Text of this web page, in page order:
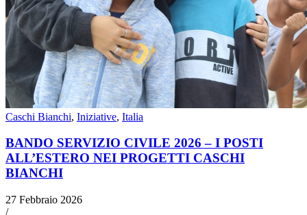
Caschi Bianchi, Iniziative, Italia
BANDO SERVIZIO CIVILE 2026 – I POSTI
ALL’ESTERO NEI PROGETTI CASCHI
BIANCHI
27 Febbraio 2026
/